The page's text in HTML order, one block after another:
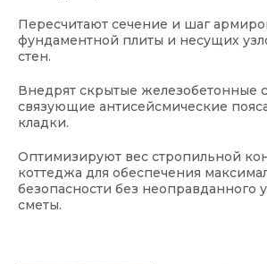
Пересчитают сечение и шаг
фундаментной плиты и несущих
стен.
Внедрят скрытые железобетонные
связующие антисейсмические
кладки.
Оптимизируют вес стропильной
коттеджа для обеспечения
безопасности без неоправданного
сметы.